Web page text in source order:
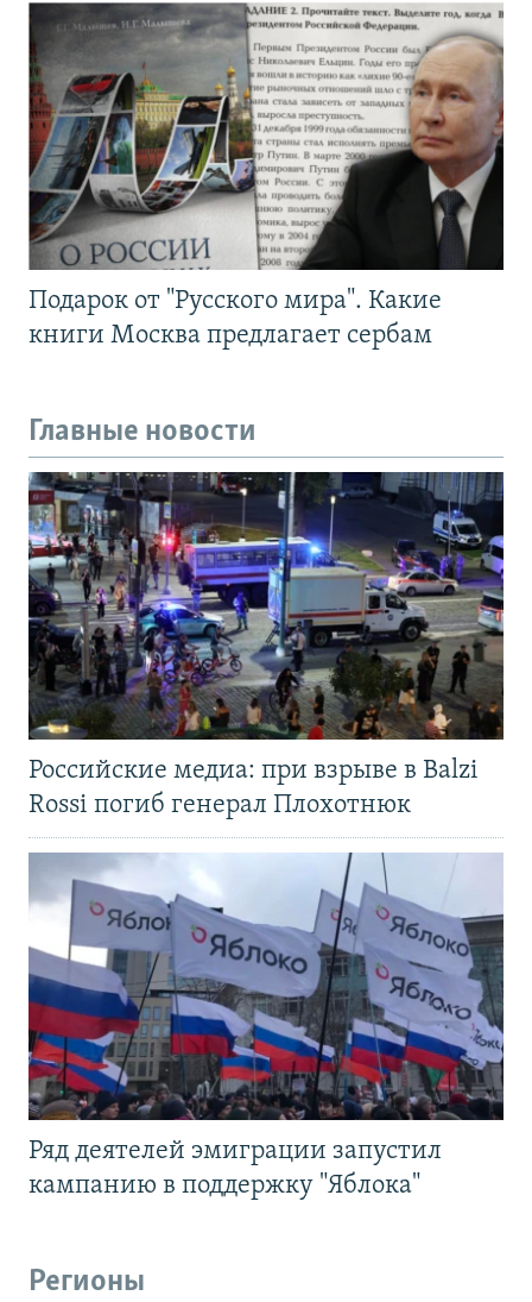
Подарок от "Русского мира". Какие
книги Москва предлагает сербам
Главные новости
Российские медиа: при взрыве в Balzi
Rossi погиб генерал Плохотнюк
Ряд деятелей эмиграции запустил
кампанию в поддержку "Яблока"
Регионы